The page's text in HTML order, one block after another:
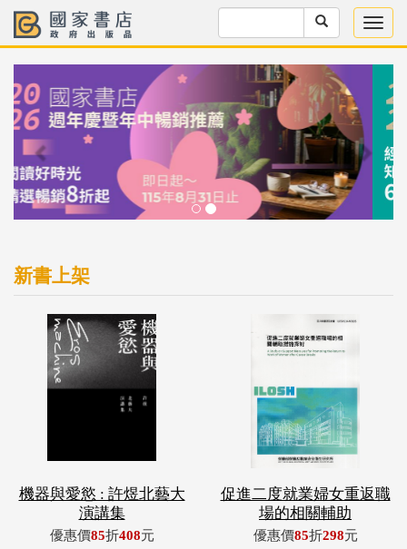
新書上架
機器與愛慾 : 許煜北藝大
演講集
優惠價85折408元
促進二度就業婦女重返職
場的相關輔助
優惠價85折298元